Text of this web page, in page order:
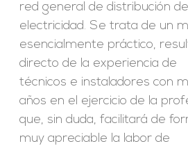
red general de distribución de
electricidad. Se trata de un
esencialmente práctico,
directo de la experiencia de
técnicos e instaladores con
años en el ejercicio de la
que, sin duda, facilitará de
muy apreciable la labor de